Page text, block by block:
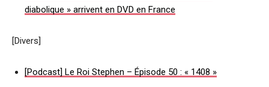
diabolique » arrivent en DVD en France
[Divers]
[Podcast] Le Roi Stephen – Épisode 50 : « 1408 »